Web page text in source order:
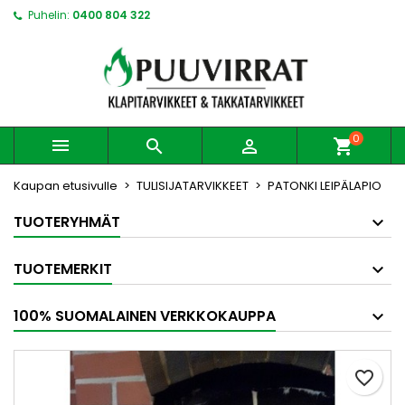
Puhelin: 0400 804 322
   shopping_cart0
Kaupan etusivulle TULISIJATARVIKKEET PATONKI LEIPÄLAPIO
TUOTERYHMÄT
TUOTEMERKIT
100% SUOMALAINEN VERKKOKAUPPA
favorite_border